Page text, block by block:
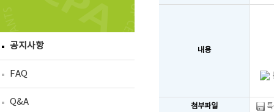
공지사항
FAQ
Q&A
내용
첨부파일